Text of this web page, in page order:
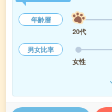
年齢層
20代
男女比率
女性